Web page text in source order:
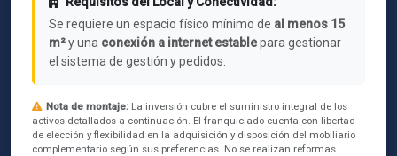
Se requiere un espacio físico mínimo de al menos 15
m²y una conexión a internet establepara gestionar
el sistema de gestión y pedidos.
Nota de montaje: La inversión cubre el suministro integral de los
activos detallados a continuación. El franquiciado cuenta con libertad
de elección y flexibilidad en la adquisición y disposición del mobiliario
complementario según sus preferencias. No se realizan reformas